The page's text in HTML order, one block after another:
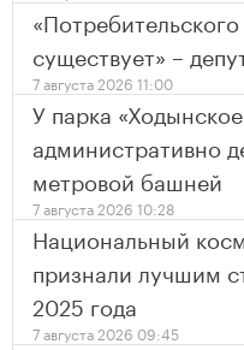
существует» –
7 августа 2026 11:00
У парка
административно
метровой башней
7 августа 2026 10:28
Национальный
признали лучшим
2025 года
7 августа 2026 09:45